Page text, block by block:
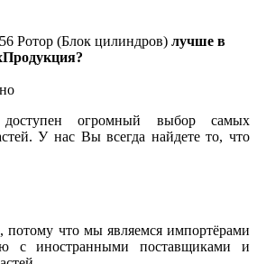
Ротор (Блок цилиндров) лучше в
огромный выбор самых
У нас Вы всегда найдете то, что
что мы являемся импортёрами
с иностранными поставщиками и